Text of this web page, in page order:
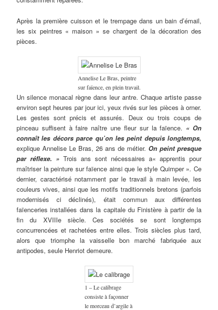
Après la première cuisson et le trempage dans un bain d’émail,
les six peintres « maison » se chargent de la décoration des
pièces.
Annelise Le Bras, peintre
sur faïence, en plein travail.
Un silence monacal règne dans leur antre. Chaque artiste passe
environ sept heures par jour ici, yeux rivés sur les pièces à orner.
Les gestes sont précis et assurés. Deux ou trois coups de
pinceau suffisent à faire naître une fleur sur la faïence. « On
connaît les décors parce qu’on les peint depuis longtemps,
explique Annelise Le Bras, 26 ans de métier. On peint presque
par réflexe. »Trois ans sont nécessaires a« apprentis pour
maîtriser la peinture sur faïence ainsi que le style Quimper ». Ce
dernier, caractérisé notamment par le travail à main levée, les
couleurs vives, ainsi que les motifs traditionnels bretons (parfois
modernisés ci déclinés), était commun aux différentes
faïenceries installées dans la capitale du Finistère à partir de la
fin du XVIIIe siècle. Ces sociétés se sont longtemps
concurrencées et rachetées entre elles. Trois siècles plus tard,
alors que triomphe la vaisselle bon marché fabriquée aux
antipodes, seule Henriot demeure.
1 – Le calibrage
consiste à façonner
le morceau d’argile à